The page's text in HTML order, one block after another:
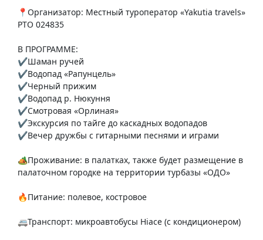
📍Организатор: Местный туроператор «Yakutia travels»
РТО 024835
В ПРОГРАММЕ:
✔️Шаман ручей
✔️Водопад «Рапунцель»
✔️Черный прижим
✔️Водопад р. Нюкуння
✔️Смотровая «Орлиная»
✔️Экскурсия по тайге до каскадных водопадов
✔️Вечер дружбы с гитарными песнями и играми
🏕️Проживание: в палатках, также будет размещение в
палаточном городке на территории турбазы «ОДО»
🔥Питание: полевое, костровое
🚐Транспорт: микроавтобусы Hiace (с кондиционером)